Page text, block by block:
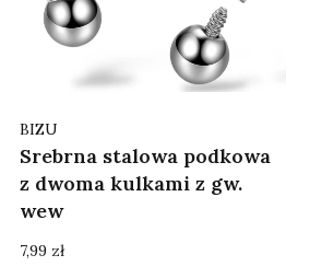
Srebrna stalowa podkowa
z dwoma kulkami z gw.
wew
Producent
BIZU
Cena
7,99 zł